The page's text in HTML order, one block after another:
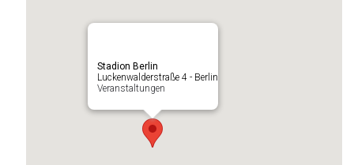
Stadion Berlin
Luckenwalderstraße 4 - Berlin
Veranstaltungen